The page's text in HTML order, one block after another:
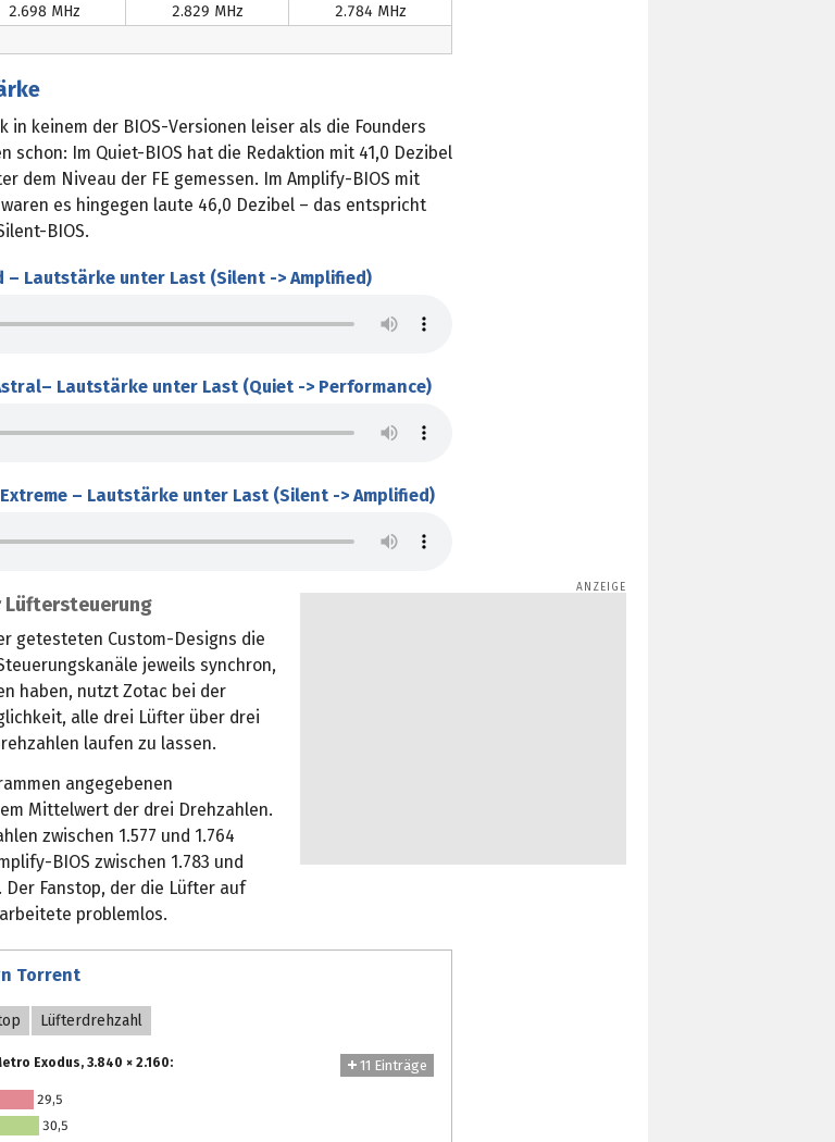
2.698 MHz 2.829 MHz
2.784 MHz
in keinem der BIOS-Versionen leiser als die Founders
schon: Im Quiet-BIOS hat die Redaktion mit 41,0 Dezibel
dem Niveau der FE gemessen. Im Amplify-BIOS mit
es hingegen laute 46,0 Dezibel – das entspricht
BIOS.
– Lautstärke unter Last (Silent -> Amplified)
Astral– Lautstärke unter Last (Quiet -> Performance)
Extreme – Lautstärke unter Last (Silent -> Amplified)
Lüftersteuerung
getesteten Custom-Designs die
jeweils synchron,
haben, nutzt Zotac bei der
alle drei Lüfter über drei
laufen zu lassen.
angegebenen
Mittelwert der drei Drehzahlen.
zwischen 1.577 und 1.764
BIOS zwischen 1.783 und
Der Fanstop, der die Lüfter auf
problemlos.
Torrent
Lüfterdrehzahl
11 Einträge
Exodus, 3.840 × 2.160:
29,5
30,5